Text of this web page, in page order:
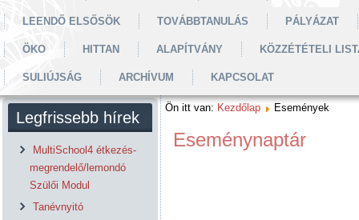
LEENDŐ ELSŐSÖK TOVÁBBTANULÁS PÁLYÁZAT
ÖKO HITTAN ALAPÍTVÁNY KÖZZÉTÉTELI
SULIÚJSÁG ARCHÍVUM KAPCSOLAT
Legfrissebb hírek
MultiSchool4 étkezés-
megrendelő/lemondó
Szülői Modul
Tanévnyitó
Ön itt van: Kezdőlap Események
Eseménynaptár